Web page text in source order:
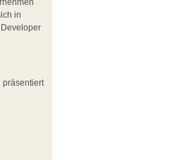
in
präsentiert